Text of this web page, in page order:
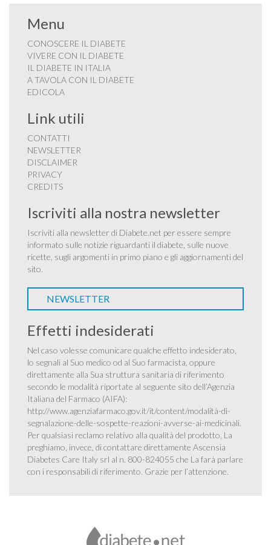
Menu
CONOSCERE IL DIABETE
VIVERE CON IL DIABETE
IL DIABETE IN ITALIA
A TAVOLA CON IL DIABETE
EDICOLA
Link utili
CONTATTI
NEWSLETTER
DISCLAIMER
PRIVACY
CREDITS
Iscriviti alla nostra newsletter
Iscriviti alla newsletter di Diabete.net per essere sempre
informato sulle notizie riguardanti il diabete, sulle nuove
ricette, sugli argomenti in primo piano e gli aggiornamenti del
sito.
NEWSLETTER
Effetti indesiderati
Nel caso volesse comunicare qualche effetto indesiderato,
lo segnali al Suo medico od al Suo farmacista, oppure
direttamente alla Sua struttura sanitaria di riferimento
secondo le modalità riportate al seguente sito dell’Agenzia
Italiana del Farmaco (AIFA):
http://www.agenziafarmaco.gov.it/it/content/modalità-di-
segnalazione-delle-sospette-reazioni-avverse-ai-medicinali.
Per qualsiasi reclamo relativo alla qualità del prodotto, La
preghiamo, invece, di contattare direttamente Ascensia
Diabetes Care Italy srl al n. 800-824055 che La farà parlare
con i responsabili di riferimento. Grazie per l’attenzione.